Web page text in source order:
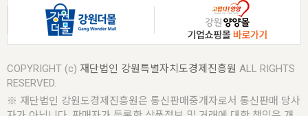
COPYRIGHT (c) 재단법인 강원특별자치도경제진흥원 ALL RIGHTS
RESERVED.
※ 재단법인 강원도경제진흥원은 통신판매중개자로서 통신판매 당사